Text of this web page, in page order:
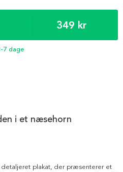
349 kr
7 dage
i et næsehorn
plakat, der præsenterer et